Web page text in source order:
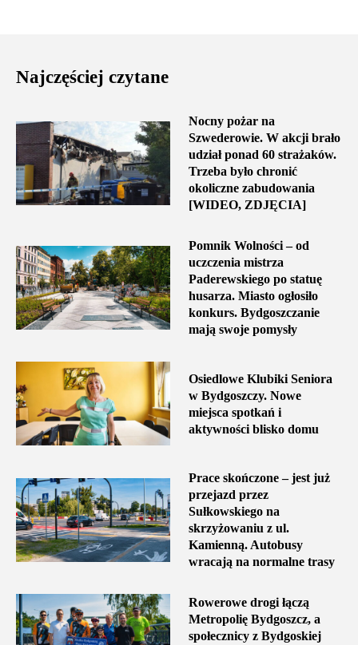
Najczęściej czytane
Nocny pożar na
Szwederowie. W akcji brało
udział ponad 60 strażaków.
Trzeba było chronić
okoliczne zabudowania
[WIDEO, ZDJĘCIA]
Pomnik Wolności – od
uczczenia mistrza
Paderewskiego po statuę
husarza. Miasto ogłosiło
konkurs. Bydgoszczanie
mają swoje pomysły
Osiedlowe Klubiki Seniora
w Bydgoszczy. Nowe
miejsca spotkań i
aktywności blisko domu
Prace skończone – jest już
przejazd przez
Sułkowskiego na
skrzyżowaniu z ul.
Kamienną. Autobusy
wracają na normalne trasy
Rowerowe drogi łączą
Metropolię Bydgoszcz, a
społecznicy z Bydgoskiej